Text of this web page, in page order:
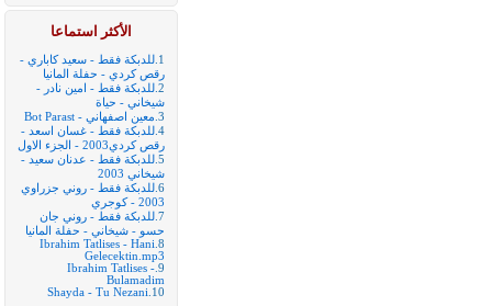
الأكثر استماعا
1. للدبكة فقط - سعيد كاباري -
رقص كردي - حفلة المانيا
2. للدبكة فقط - امين نادر -
شيخاني - حياة
3. معين اصفهاني - Bot Parast
4. للدبكة فقط - غسان اسعد -
رقص كردي2003 - الجزء الاول
5. للدبكة فقط - عدنان سعيد -
شيخاني 2003
6. للدبكة فقط - روني جزراوي
2003 - كوجري
7. للدبكة فقط - روني جان
حسو - شيخاني - حفلة المانيا
8.
Ibrahim Tatlises - Hani
Gelecektin.mp3
9.
Ibrahim Tatlises -
Bulamadim
10.
Shayda - Tu Nezani